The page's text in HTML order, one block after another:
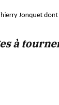
Jonquet
à